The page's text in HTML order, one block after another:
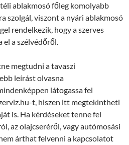
ablakmosó főleg komolyabb
szolgál, viszont a nyári ablakmosó
rendelkezik, hogy a szerves
el a szélvédőről.
megtudni a tavaszi
leírást olvasna
látogassa fel
t, hiszen itt megtekintheti
is. Ha kérdéseket tenne fel
az olajcseréről, vagy autómosási
árthat felvenni a kapcsolatot